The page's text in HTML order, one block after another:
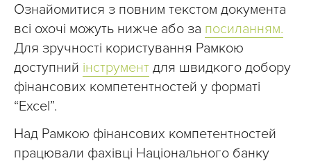
Ознайомитися з повним текстом документа
всі охочі можуть нижче або за посиланням.
Для зручності користування Рамкою
доступний інструмент для швидкого добору
фінансових компетентностей у форматі
“Excel”.
Над Рамкою фінансових компетентностей
працювали фахівці Національного банку